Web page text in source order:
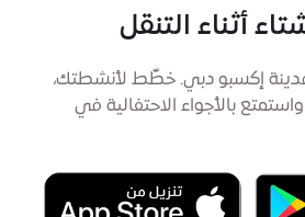
أثناء التنقل
إكسبو دبي. خطِّط لأنشطتك،
بالأجواء الاحتفالية في